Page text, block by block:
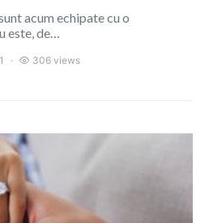
acum echipate cu o
este, de…
306 views